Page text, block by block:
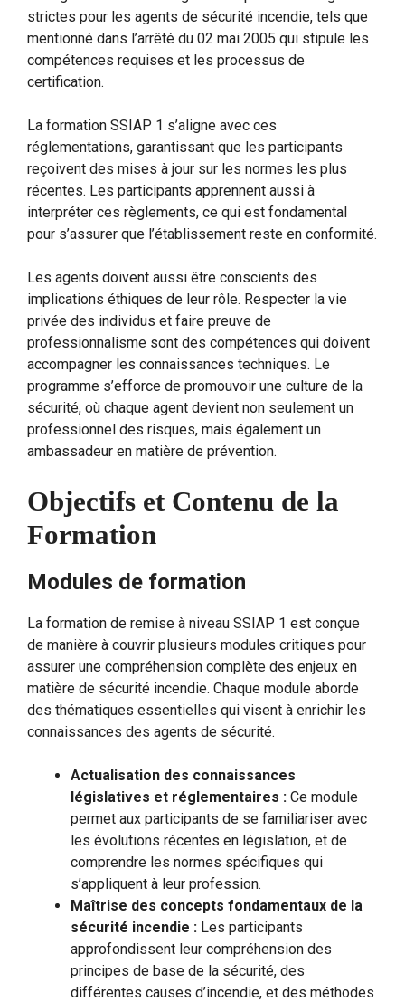
strictes pour les agents de sécurité incendie, tels que
mentionné dans l’arrêté du 02 mai 2005 qui stipule les
compétences requises et les processus de
certification.
La formation SSIAP 1 s’aligne avec ces
réglementations, garantissant que les participants
reçoivent des mises à jour sur les normes les plus
récentes. Les participants apprennent aussi à
interpréter ces règlements, ce qui est fondamental
pour s’assurer que l’établissement reste en conformité.
Les agents doivent aussi être conscients des
implications éthiques de leur rôle. Respecter la vie
privée des individus et faire preuve de
professionnalisme sont des compétences qui doivent
accompagner les connaissances techniques. Le
programme s’efforce de promouvoir une culture de la
sécurité, où chaque agent devient non seulement un
professionnel des risques, mais également un
ambassadeur en matière de prévention.
Objectifs et Contenu de la
Formation
Modules de formation
La formation de remise à niveau SSIAP 1 est conçue
de manière à couvrir plusieurs modules critiques pour
assurer une compréhension complète des enjeux en
matière de sécurité incendie. Chaque module aborde
des thématiques essentielles qui visent à enrichir les
connaissances des agents de sécurité.
Actualisation des connaissances
législatives et réglementaires : Ce module
permet aux participants de se familiariser avec
les évolutions récentes en législation, et de
comprendre les normes spécifiques qui
s’appliquent à leur profession.
Maîtrise des concepts fondamentaux de la
sécurité incendie : Les participants
approfondissent leur compréhension des
principes de base de la sécurité, des
différentes causes d’incendie, et des méthodes